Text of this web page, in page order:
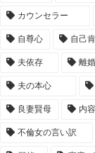
カウンセラー
自尊心 自己
夫依存 離婚
夫の本心
良妻賢母 内
不倫女の言い訳